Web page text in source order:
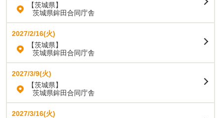
【茨城県】
茨城県鉾田合同庁舎
2027/2/16(火)
【茨城県】
茨城県鉾田合同庁舎
2027/3/9(火)
【茨城県】
茨城県鉾田合同庁舎
2027/3/16(火)